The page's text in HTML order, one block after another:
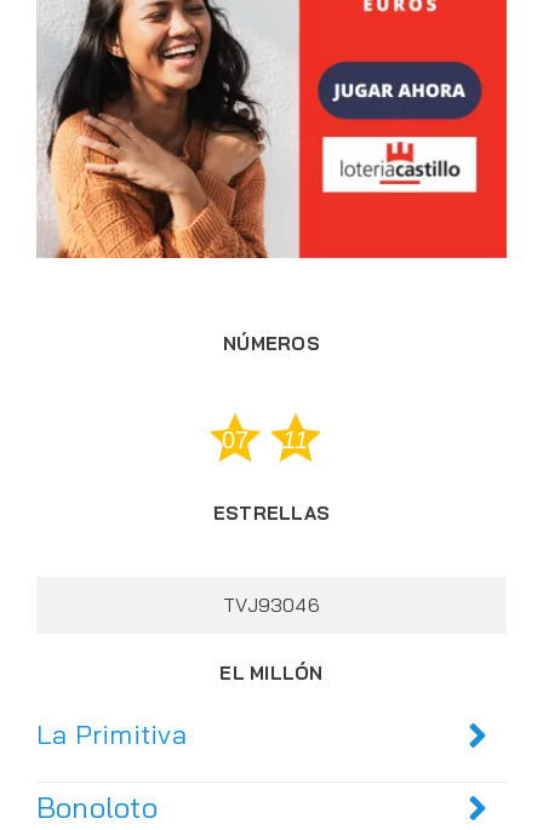
NÚMEROS
07 11
ESTRELLAS
TVJ93046
EL MILLÓN
La Primitiva
Bonoloto